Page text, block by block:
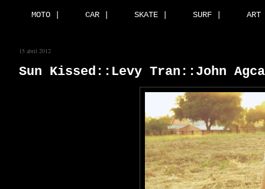
MOTO | CAR | SKATE | SURF |
15 abril 2012
Sun Kissed::Levy Tran::John